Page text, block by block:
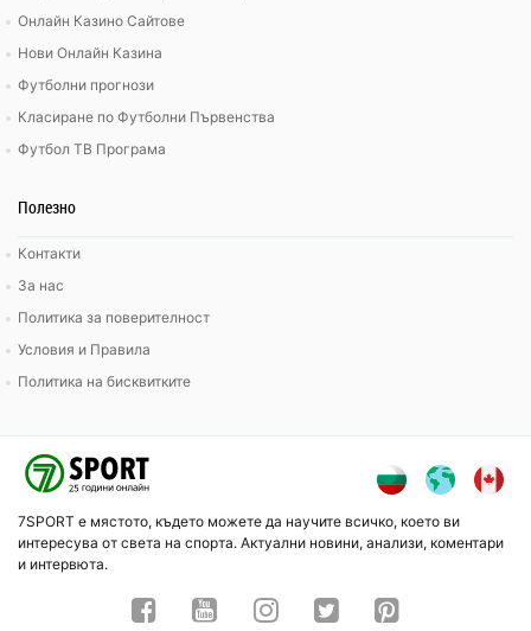
Онлайн Казино Сайтове
Нови Онлайн Казина
Футболни прогнози
Класиране по Футболни Първенства
Футбол ТВ Програма
Полезно
Контакти
За нас
Политика за поверителност
Условия и Правила
Политика на бисквитките
7SPORT е мястото, където можете да научите всичко, което ви
интересува от света на спорта. Актуални новини, анализи, коментари
и интервюта.